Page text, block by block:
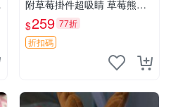
附草莓掛件超吸睛 草莓熊手
提包 草莓掛件 可愛portunes
e
$259 77折
折扣碼